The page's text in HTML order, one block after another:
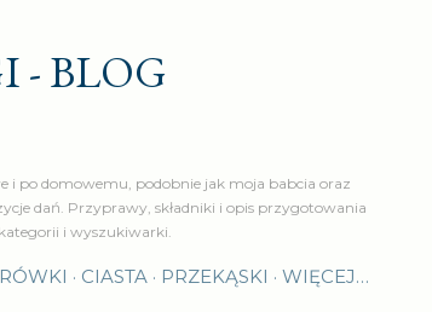
- BLOG
po domowemu, podobnie jak moja babcia oraz
dań. Przyprawy, składniki i opis przygotowania
i wyszukiwarki.
CIASTA PRZEKĄSKI WIĘCEJ…